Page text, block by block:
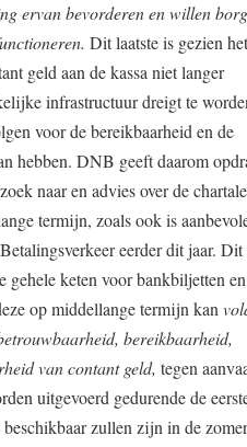
ervan bevorderen en willen
Dit laatste is gezien
geld aan de kassa niet langer
infrastructuur dreigt te
voor de bereikbaarheid en de
hebben. DNB geeft daarom
naar en advies over de chartale
termijn, zoals ook is
eerder dit jaar. Dit
gehele keten voor bankbiljetten en
op middellange termijn kan
bereikbaarheid,
van contant geld, tegen
uitgevoerd gedurende de
zullen zijn in de